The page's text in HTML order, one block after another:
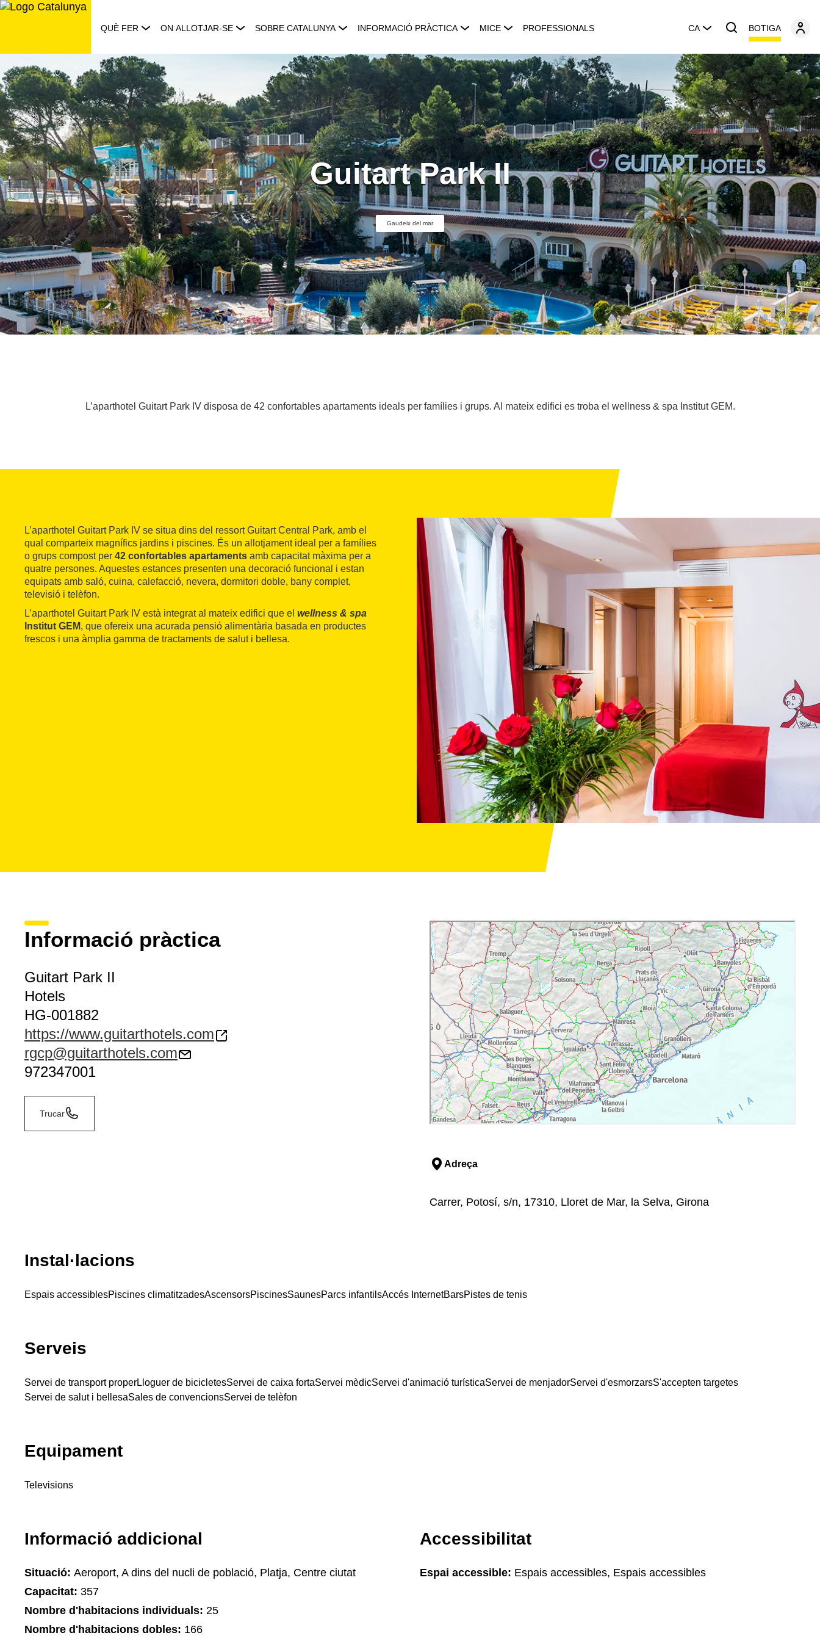
Saltar
QUÈ FER ON ALLOTJAR-SE SOBRE CATALUNYA INFORMACIÓ PRÀCTICA MICE PROFESSIONALS CA BOTIGA
Guitart Park II
Gaudeix del mar
L’aparthotel Guitart Park IV disposa de 42 confortables apartaments ideals per famílies i grups. Al mateix edifici es troba el wellness & spa Institut GEM.
L’aparthotel Guitart Park IV se situa dins del ressort Guitart Central Park, amb el
qual comparteix magnífics jardins i piscines. És un allotjament ideal per a famílies
o grups compost per 42 confortables apartaments amb capacitat màxima per a
quatre persones. Aquestes estances presenten una decoració funcional i estan
equipats amb saló, cuina, calefacció, nevera, dormitori doble, bany complet,
televisió i telèfon.
L’aparthotel Guitart Park IV està integrat al mateix edifici que el wellness & spa
Institut GEM, que ofereix una acurada pensió alimentària basada en productes
frescos i una àmplia gamma de tractaments de salut i bellesa.
Informació pràctica
Guitart Park II
Hotels
HG-001882
https://www.guitarthotels.com
rgcp@guitarthotels.com
972347001
Trucar
Adreça
Carrer, Potosí, s/n, 17310, Lloret de Mar, la Selva, Girona
Instal·lacions
Espais accessiblesPiscines climatitzadesAscensorsPiscinesSaunesParcs infantilsAccés InternetBarsPistes de tenis
Serveis
Servei de transport properLloguer de bicicletesServei de caixa fortaServei mèdicServei d'animació turísticaServei de menjadorServei d'esmorzarsS'accepten targetes
Servei de salut i bellesaSales de convencionsServei de telèfon
Equipament
Televisions
Informació addicional
Situació: Aeroport, A dins del nucli de població, Platja, Centre ciutat
Capacitat: 357
Nombre d'habitacions individuals: 25
Nombre d'habitacions dobles: 166
Accessibilitat
Espai accessible: Espais accessibles, Espais accessibles